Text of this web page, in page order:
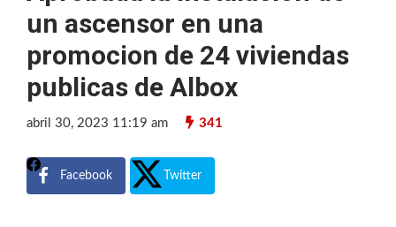
un ascensor en una
promocion de 24 viviendas
publicas de Albox
abril 30, 2023 11:19 am 341
Facebook Twitter